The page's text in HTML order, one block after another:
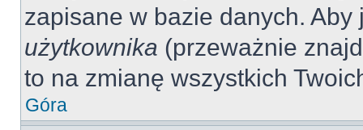
zapisane w bazie danych.
użytkownika (przeważnie
to na zmianę wszystkich
Góra